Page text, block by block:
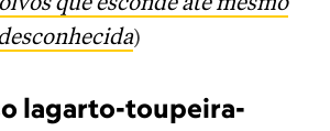
)
lagarto-toupeira-